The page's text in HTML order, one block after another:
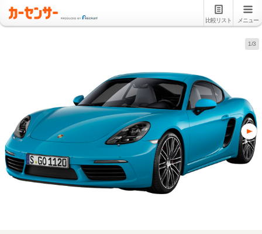
比較リスト メニュー
1/3